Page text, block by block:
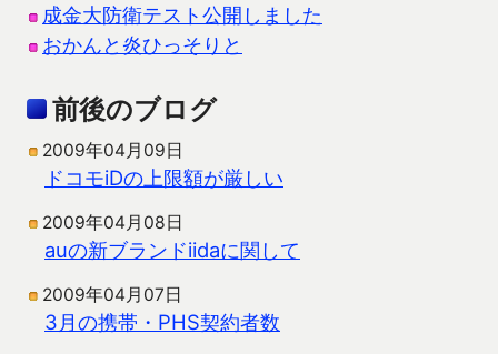
成金大防衛テスト公開しました
おかんと炎ひっそりと
前後のブログ
2009年04月09日
ドコモiDの上限額が厳しい
2009年04月08日
auの新ブランドiidaに関して
2009年04月07日
3月の携帯・PHS契約者数